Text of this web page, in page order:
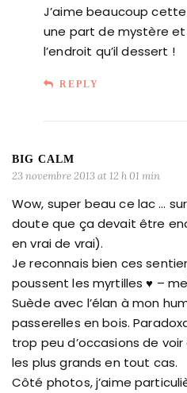
J’aime beaucoup
une part de mystère
l’endroit qu’il dessert !
REPLY
BIG CALM
23 novembre 2013 at 12 h 01 min
Wow, super beau ce lac …
doute que ça devait être
en vrai de vrai).
Je reconnais bien ces
poussent les myrtilles ♥ –
Suède avec l’élan à mon
passerelles en bois.
trop peu d’occasions de
les plus grands en tout cas.
Côté photos, j’aime